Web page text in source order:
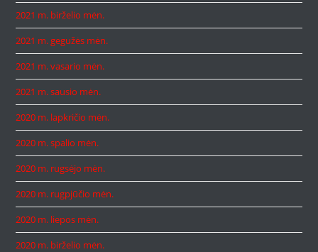
2021 m. birželio mėn.
2021 m. gegužės mėn.
2021 m. vasario mėn.
2021 m. sausio mėn.
2020 m. lapkričio mėn.
2020 m. spalio mėn.
2020 m. rugsėjo mėn.
2020 m. rugpjūčio mėn.
2020 m. liepos mėn.
2020 m. birželio mėn.